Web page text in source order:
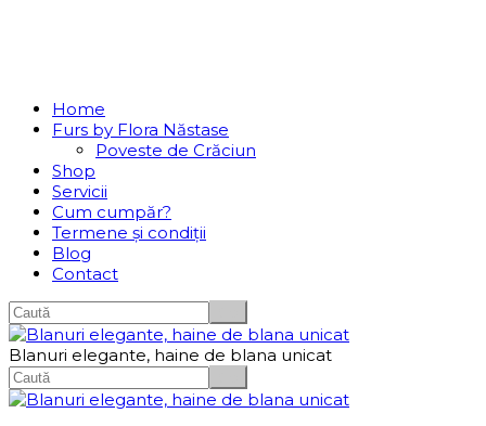
Home
Furs by Flora Năstase
Poveste de Crăciun
Shop
Servicii
Cum cumpăr?
Termene și condiții
Blog
Contact
Blanuri elegante, haine de blana unicat